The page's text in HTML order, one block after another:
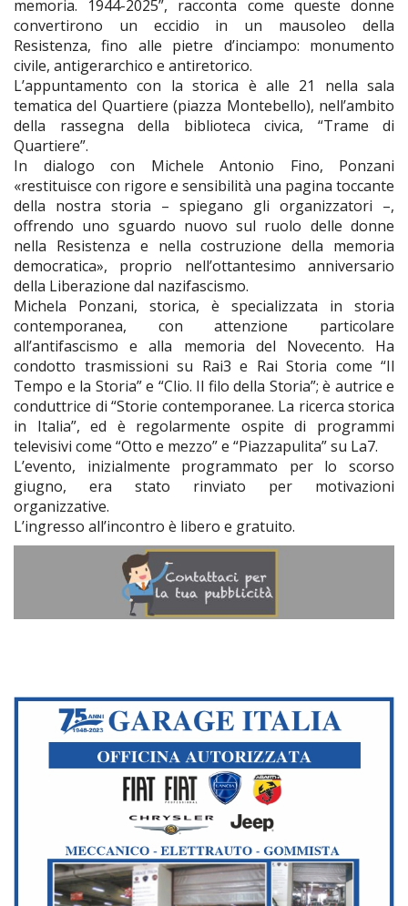
memoria. 1944-2025”, racconta come queste donne
convertirono un eccidio in un mausoleo della
Resistenza, fino alle pietre d’inciampo: monumento
civile, antigerarchico e antiretorico.
L’appuntamento con la storica è alle 21 nella sala
tematica del Quartiere (piazza Montebello), nell’ambito
della rassegna della biblioteca civica, “Trame di
Quartiere”.
In dialogo con Michele Antonio Fino, Ponzani
«restituisce con rigore e sensibilità una pagina toccante
della nostra storia – spiegano gli organizzatori –,
offrendo uno sguardo nuovo sul ruolo delle donne
nella Resistenza e nella costruzione della memoria
democratica», proprio nell’ottantesimo anniversario
della Liberazione dal nazifascismo.
Michela Ponzani, storica, è specializzata in storia
contemporanea, con attenzione particolare
all’antifascismo e alla memoria del Novecento. Ha
condotto trasmissioni su Rai3 e Rai Storia come “Il
Tempo e la Storia” e “Clio. Il filo della Storia”; è autrice e
conduttrice di “Storie contemporanee. La ricerca storica
in Italia”, ed è regolarmente ospite di programmi
televisivi come “Otto e mezzo” e “Piazzapulita” su La7.
L’evento, inizialmente programmato per lo scorso
giugno, era stato rinviato per motivazioni
organizzative.
L’ingresso all’incontro è libero e gratuito.